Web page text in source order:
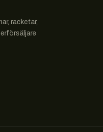
racketar,